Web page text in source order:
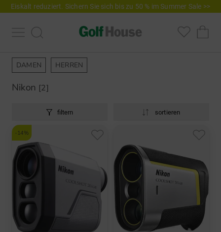
Eiskalt reduziert. Sichern Sie sich bis zu 50 % im Summer Sale >>
DAMEN HERREN
Nikon [2]
filtern sortieren
-14%